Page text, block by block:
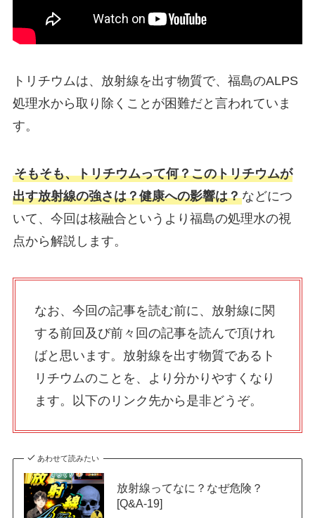
トリチウムは、放射線を出す物質で、福島のALPS
処理水から取り除くことが困難だと言われていま
す。
そもそも、トリチウムって何？このトリチウムが
出す放射線の強さは？健康への影響は？などにつ
いて、今回は核融合というより福島の処理水の視
点から解説します。
なお、今回の記事を読む前に、放射線に関
する前回及び前々回の記事を読んで頂けれ
ばと思います。放射線を出す物質であるト
リチウムのことを、より分かりやすくなり
ます。以下のリンク先から是非どうぞ。
あわせて読みたい
放射線ってなに？なぜ危険？
[Q&A-19]